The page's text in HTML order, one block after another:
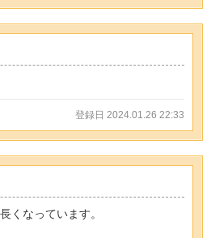
登録日 2024.01.26 22:33
くなっています。